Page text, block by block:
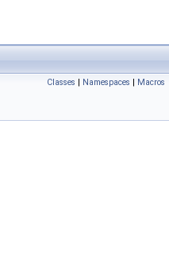
Classes | Namespaces | Macros